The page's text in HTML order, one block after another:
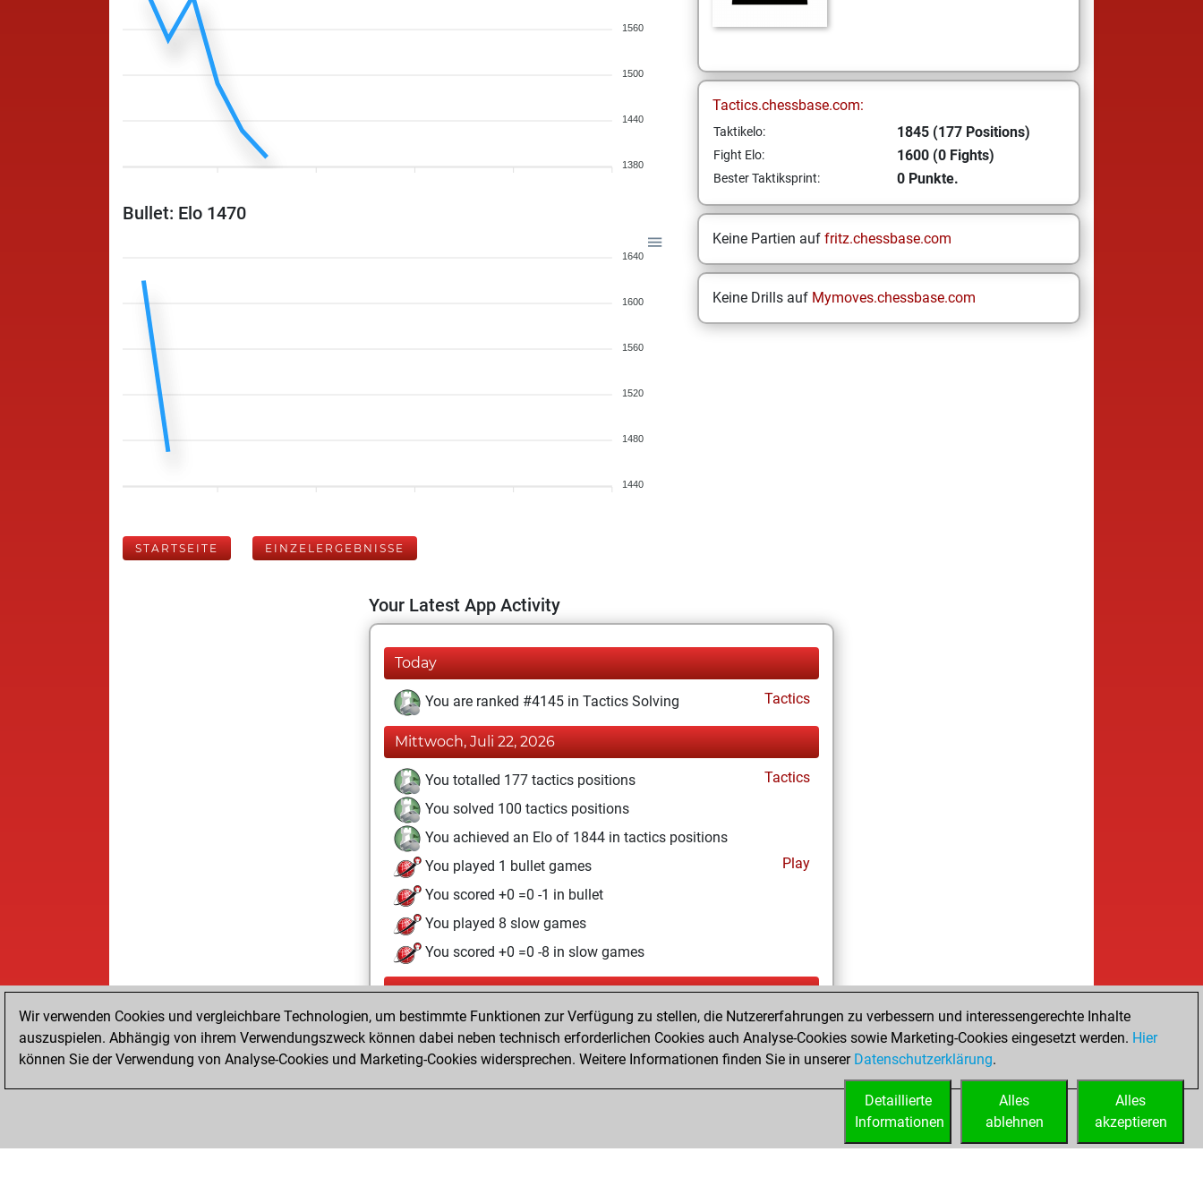
1560
1500
1440
1380
Bullet: Elo 1470
1640
1600
1560
1520
1480
1440
Tactics.chessbase.com:
Taktikelo: 1845 (177 Positions)
Fight Elo: 1600 (0 Fights)
Bester Taktiksprint: 0 Punkte.
Keine Partien auf fritz.chessbase.com
Keine Drills auf Mymoves.chessbase.com
STARTSEITE EINZELERGEBNISSE
Your Latest App Activity
Today
You are ranked #4145 in Tactics Solving Tactics
Mittwoch, Juli 22, 2026
You totalled 177 tactics positions
Tactics
You solved 100 tactics positions
You achieved an Elo of 1844 in tactics positions
You played 1 bullet games
Play
You scored +0 =0 -1 in bullet
You played 8 slow games
You scored +0 =0 -8 in slow games
Freitag, Juli 10, 2026
You played 5 blitz games
Play
You scored +1 =0 -4 in blitz
Wir verwenden Cookies und vergleichbare Technologien, um bestimmte Funktionen zur Verfügung zu stellen, die Nutzererfahrungen zu verbessern und interessengerechte Inhalte
auszuspielen. Abhängig von ihrem Verwendungszweck können dabei neben technisch erforderlichen Cookies auch Analyse-Cookies sowie Marketing-Cookies eingesetzt werden. Hier
können Sie der Verwendung von Analyse-Cookies und Marketing-Cookies widersprechen. Weitere Informationen finden Sie in unserer Datenschutzerklärung.
Alles
akzeptieren
Alles
ablehnen
Detaillierte
Informationen